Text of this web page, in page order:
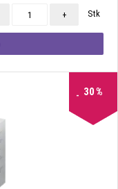
+ Stk
30%